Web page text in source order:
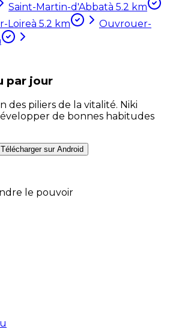
Saint-Martin-d'Abbatà 5.2 km
Loireà 5.2 km
Ouvrouer-
par jour
des piliers de la vitalité. Niki
de bonnes habitudes
Télécharger sur Android
le pouvoir